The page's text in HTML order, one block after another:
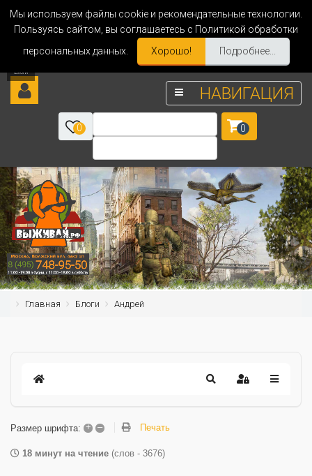
Мы используем файлы cookie и рекомендательные технологии.
Пользуясь сайтом, вы соглашаетесь с Политикой обработки
персональных данных.
Хорошо! Подробнее...
НАВИГАЦИЯ
0 0
Главная Блоги Андрей
Размер шрифта: + – Печать
18 минут на чтение (слов - 3676)